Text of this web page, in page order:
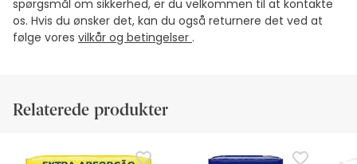
spørgsmål om sikkerhed, er du velkommen til at kontakte
os. Hvis du ønsker det, kan du også returnere det ved at
følge vores vilkår og betingelser .
Relaterede produkter